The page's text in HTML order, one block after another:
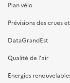
Plan vélo
Prévisions des crues
DataGrandEst
Qualité de l’air
Energies